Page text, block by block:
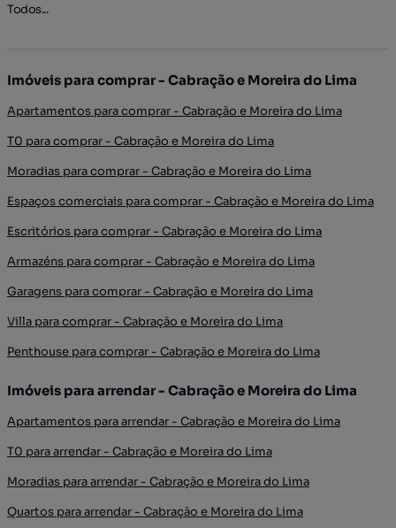
Todos...
Imóveis para comprar - Cabração e Moreira do Lima
Apartamentos para comprar - Cabração e Moreira do Lima
T0 para comprar - Cabração e Moreira do Lima
Moradias para comprar - Cabração e Moreira do Lima
Espaços comerciais para comprar - Cabração e Moreira do Lima
Escritórios para comprar - Cabração e Moreira do Lima
Armazéns para comprar - Cabração e Moreira do Lima
Garagens para comprar - Cabração e Moreira do Lima
Villa para comprar - Cabração e Moreira do Lima
Penthouse para comprar - Cabração e Moreira do Lima
Imóveis para arrendar - Cabração e Moreira do Lima
Apartamentos para arrendar - Cabração e Moreira do Lima
T0 para arrendar - Cabração e Moreira do Lima
Moradias para arrendar - Cabração e Moreira do Lima
Quartos para arrendar - Cabração e Moreira do Lima